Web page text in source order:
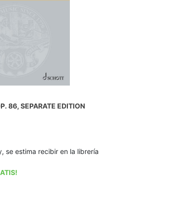
86, SEPARATE EDITION
se estima recibir en la librería